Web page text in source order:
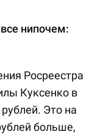
нипочем:
Росреестра
Куксенко в
Это на
больше,